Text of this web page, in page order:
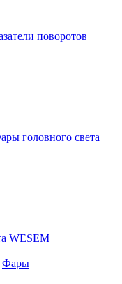
поворотов
головного света
WESEM
Фары